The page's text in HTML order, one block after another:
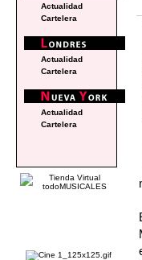
Actualidad
Cartelera
Actualidad
Cartelera
Actualidad
Cartelera